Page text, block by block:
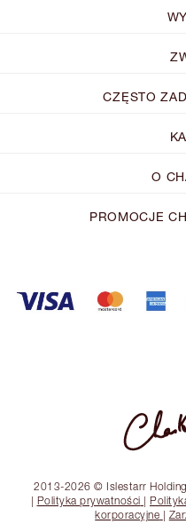
CZĘSTO
O
PROMOCJE
2013-2026 © Islestarr
| Polityka prywatności |
korporacyjne |